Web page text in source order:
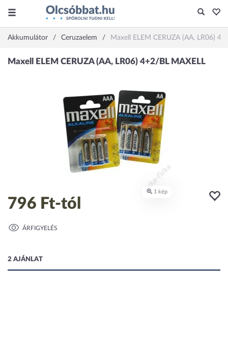
Akkumulátor Ceruzaelem Maxell ELEM CERUZA (AA, LR06)
796 Ft-tól
ÁRFIGYELÉS
2 AJÁNLAT